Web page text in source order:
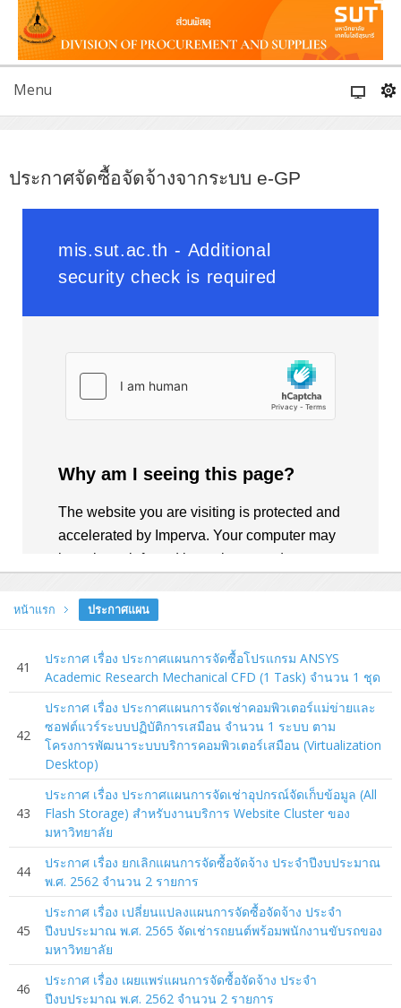
Menu
ประกาศจัดซื้อจัดจ้างจากระบบ e-GP
หน้าแรก ประกาศแผน
41
ประกาศ เรื่อง ประกาศแผนการจัดซื้อโปรแกรม ANSYS
Academic Research Mechanical CFD (1 Task) จำนวน 1 ชุด
42
ประกาศ เรื่อง ประกาศแผนการจัดเช่าคอมพิวเตอร์แม่ข่ายและ
ซอฟต์แวร์ระบบปฏิบัติการเสมือน จำนวน 1 ระบบ ตาม
โครงการพัฒนาระบบบริการคอมพิวเตอร์เสมือน (Virtualization
Desktop)
43
ประกาศ เรื่อง ประกาศแผนการจัดเช่าอุปกรณ์จัดเก็บข้อมูล (All
Flash Storage) สำหรับงานบริการ Website Cluster ของ
มหาวิทยาลัย
44
ประกาศ เรื่อง ยกเลิกแผนการจัดซื้อจัดจ้าง ประจำปีงบประมาณ
พ.ศ. 2562 จำนวน 2 รายการ
45
ประกาศ เรื่อง เปลี่ยนแปลงแผนการจัดซื้อจัดจ้าง ประจำ
ปีงบประมาณ พ.ศ. 2565 จัดเช่ารถยนต์พร้อมพนักงานขับรถของ
มหาวิทยาลัย
46
ประกาศ เรื่อง เผยแพร่แผนการจัดซื้อจัดจ้าง ประจำ
ปีงบประมาณ พ.ศ. 2562 จำนวน 2 รายการ